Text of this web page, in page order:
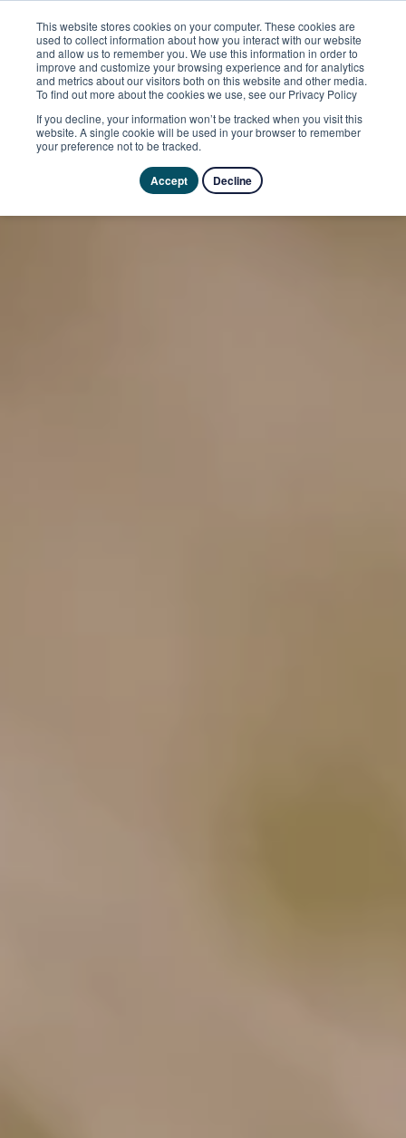
This website stores cookies on your computer. These cookies are
used to collect information about how you interact with our website
and allow us to remember you. We use this information in order to
improve and customize your browsing experience and for analytics
and metrics about our visitors both on this website and other media.
To find out more about the cookies we use, see our Privacy Policy
If you decline, your information won’t be tracked when you visit this
website. A single cookie will be used in your browser to remember
your preference not to be tracked.
Accept Decline